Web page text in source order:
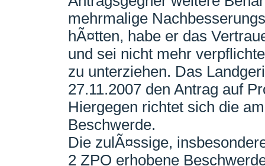
mehrmalige
hÃ¤tten, habe er das
und sei nicht mehr
zu unterziehen. Das
27.11.2007 den Antrag auf
Hiergegen richtet sich die
Beschwerde.
Die zulÃ¤ssige,
2 ZPO erhobene